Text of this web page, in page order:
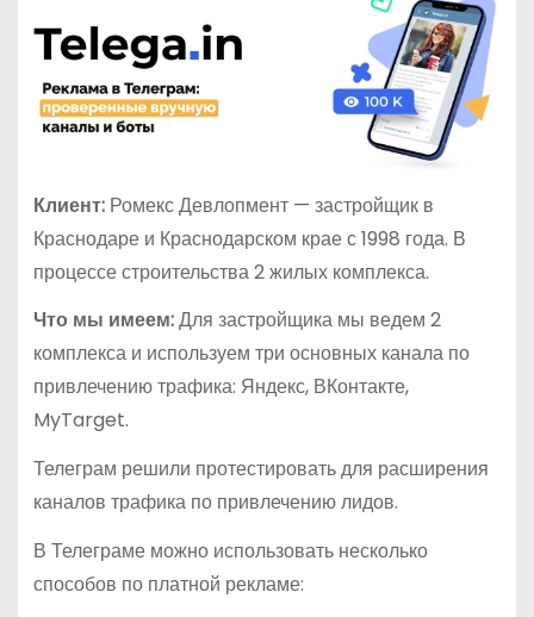
Клиент:Ромекс Девлопмент — застройщик в
Краснодаре и Краснодарском крае с 1998 года. В
процессе строительства 2 жилых комплекса.
Что мы имеем:Для застройщика мы ведем 2
комплекса и используем три основных канала по
привлечению трафика: Яндекс, ВКонтакте,
MyTarget.
Телеграм решили протестировать для расширения
каналов трафика по привлечению лидов.
В Телеграме можно использовать несколько
способов по платной рекламе: